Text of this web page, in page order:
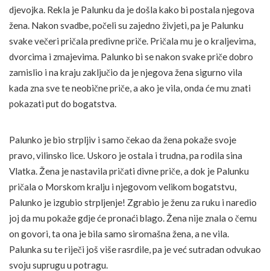
djevojka. Rekla je Palunku da je došla kako bi postala njegova
žena. Nakon svadbe, počeli su zajedno živjeti, pa je Palunku
svake večeri pričala predivne priče. Pričala mu je o kraljevima,
dvorcima i zmajevima. Palunko bi se nakon svake priče dobro
zamislio i na kraju zaključio da je njegova žena sigurno vila
kada zna sve te neobične priče, a ako je vila, onda će mu znati
pokazati put do bogatstva.
Palunko je bio strpljiv i samo čekao da žena pokaže svoje
pravo, vilinsko lice. Uskoro je ostala i trudna, pa rodila sina
Vlatka. Žena je nastavila pričati divne priče, a dok je Palunku
pričala o Morskom kralju i njegovom velikom bogatstvu,
Palunko je izgubio strpljenje! Zgrabio je ženu za ruku i naredio
joj da mu pokaže gdje će pronaći blago. Žena nije znala o čemu
on govori, ta ona je bila samo siromašna žena, a ne vila.
Palunka su te riječi još više rasrdile, pa je već sutradan odvukao
svoju suprugu u potragu.